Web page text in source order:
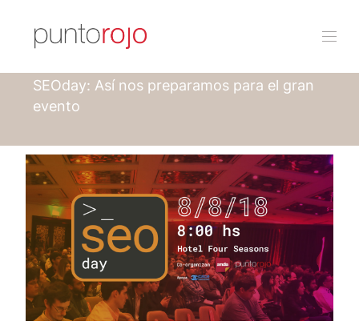
SEOday: Así nos preparamos para el gran
evento